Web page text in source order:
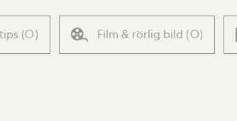
(0) Film & rörlig bild (0)